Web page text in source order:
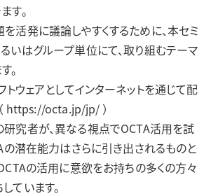
す。
活発に議論しやすくするために、本セミ
いはグループ単位にて、取り組むテーマ
。
トウェアとしてインターネットを通じて配
https://octa.jp/jp/ ）
究者が、異なる視点でOCTA活用を試
の潜在能力はさらに引き出されるものと
の活用に意欲をお持ちの多くの方々
ています。